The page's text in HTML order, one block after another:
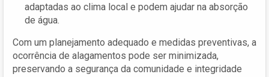
adaptadas ao clima local e podem ajudar na absorção
de água.
Com um planejamento adequado e medidas preventivas, a
ocorrência de alagamentos pode ser minimizada,
preservando a segurança da comunidade e integridade